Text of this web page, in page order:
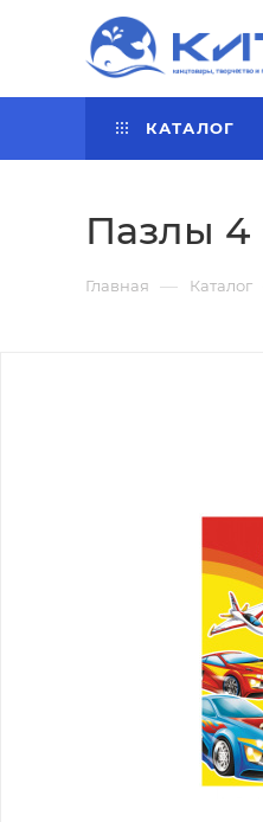
КАТАЛОГ
Пазлы 4
Главная — Каталог